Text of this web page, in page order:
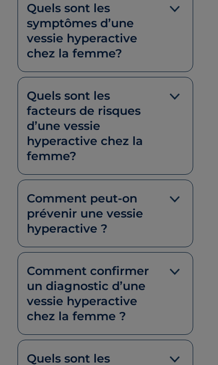
Quels sont les
symptômes d’une
vessie hyperactive
chez la femme?
Quels sont les
facteurs de risques
d’une vessie
hyperactive chez la
femme?
Comment peut-on
prévenir une vessie
hyperactive ?
Comment confirmer
un diagnostic d’une
vessie hyperactive
chez la femme ?
Quels sont les